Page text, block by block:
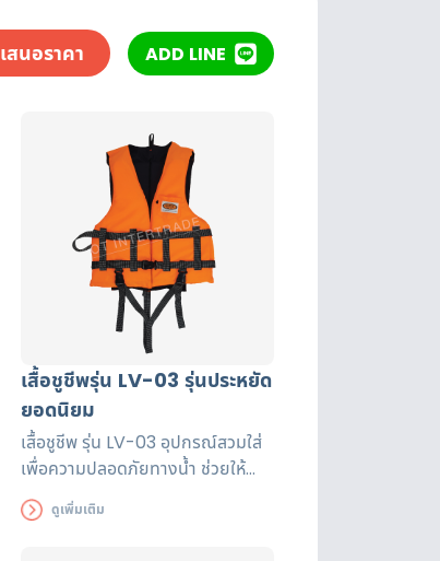
สนอราคา ADD LINE
เสื้อชูชีพรุ่น LV-03 รุ่นประหยัด
ยอดนิยม
เสื้อชูชีพ รุ่น LV-03 อุปกรณ์สวมใส่
เพื่อความปลอดภัยทางน้ำ ช่วยให้
สามารถลอยตัวในน้ำ และมองเห็นได้
ในระยะไกล เหมาะกับกีฬาทางน้ำทุก
ดูเพิ่มเติม